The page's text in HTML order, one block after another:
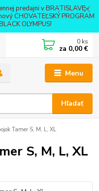
predajni v BRATISLAVE -
CHOVATEĽSKÝ PROGRAM
OLYMPUS!
Menu
Hľadať
0 ks
za 0,00 €
Tamer S, M, L, XL
S, M, L, XL